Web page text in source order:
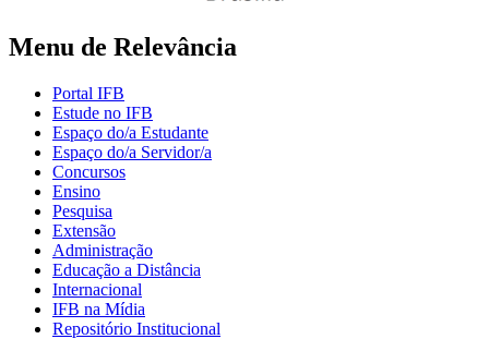
Menu de Relevância
Portal IFB
Estude no IFB
Espaço do/a Estudante
Espaço do/a Servidor/a
Concursos
Ensino
Pesquisa
Extensão
Administração
Educação a Distância
Internacional
IFB na Mídia
Repositório Institucional